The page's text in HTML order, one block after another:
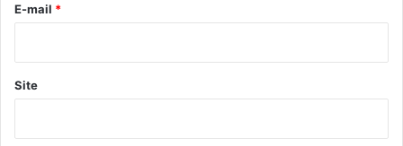
*
E-mail *
Site